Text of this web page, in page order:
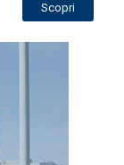
Scopri